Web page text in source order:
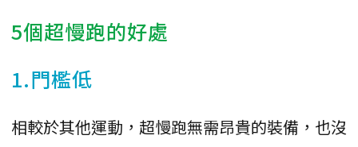
5個超慢跑的好處
1.門檻低
相較於其他運動，超慢跑無需昂貴的裝備，也沒